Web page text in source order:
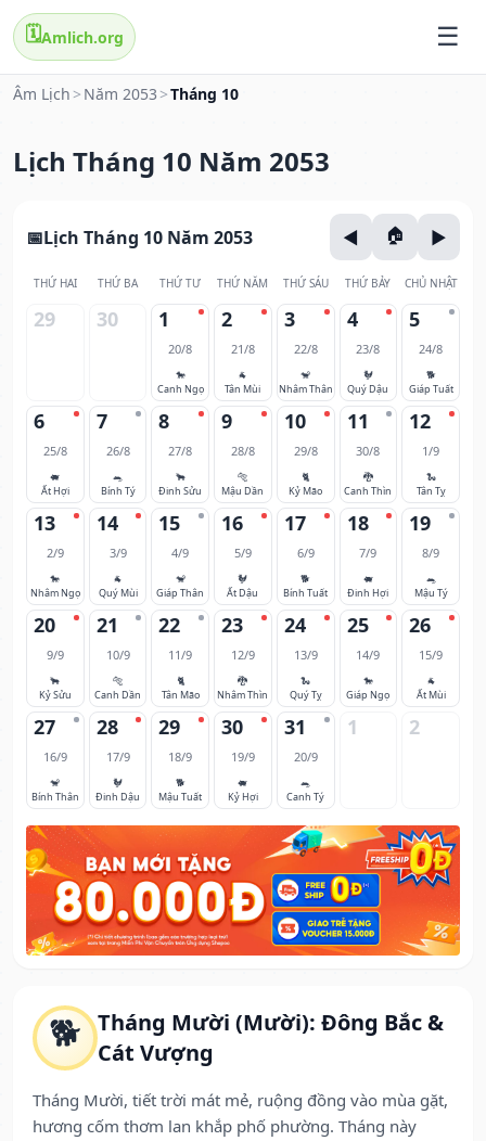
🗓️Amlich.org
Âm Lịch > Năm 2053 >Tháng 10
Lịch Tháng 10 Năm 2053
🐕 Tháng Mười (Mười): Đông Bắc &
Cát Vượng
Tháng Mười, tiết trời mát mẻ, ruộng đồng vào mùa gặt,
hương cốm thơm lan khắp phố phường. Tháng này
Lịch Tháng 10 Năm 2053
THỨ HAI THỨ BA THỨ TƯ THỨ NĂM THỨ SÁU THỨ BẢY CHỦ NHẬT
29 30 1
20/8
🐎
Canh Ngọ
2
21/8
🐐
Tân Mùi
3
22/8
🐒
Nhâm Thân
4
23/8
🐓
Quý Dậu
5
24/8
🐕
Giáp Tuất
6
25/8
🐖
Ất Hợi
7
26/8
🐀
Bính Tý
8
27/8
🐂
Đinh Sửu
9
28/8
🐅
Mậu Dần
10
29/8
🐈
Kỷ Mão
11
30/8
🐉
Canh Thìn
12
1/9
🐍
Tân Tỵ
13
2/9
🐎
Nhâm Ngọ
14
3/9
🐐
Quý Mùi
15
4/9
🐒
Giáp Thân
16
5/9
🐓
Ất Dậu
17
6/9
🐕
Bính Tuất
18
7/9
🐖
Đinh Hợi
19
8/9
🐀
Mậu Tý
20
9/9
🐂
Kỷ Sửu
21
10/9
🐅
Canh Dần
22
11/9
🐈
Tân Mão
23
12/9
🐉
Nhâm Thìn
24
13/9
🐍
Quý Tỵ
25
14/9
🐎
Giáp Ngọ
26
15/9
🐐
Ất Mùi
27
16/9
🐒
Bính Thân
28
17/9
🐓
Đinh Dậu
29
18/9
🐕
Mậu Tuất
30
19/9
🐖
Kỷ Hợi
31
20/9
🐀
Canh Tý
1 2